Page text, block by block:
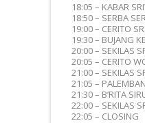
18:05 – KABAR
18:50 – SERBA
19:00 – CERITO
19:30 – BUJANG
20:00 – SEKILAS
20:05 – CERITO
21:00 – SEKILAS
21:05 –
21:30 – B’RITA
22:00 – SEKILAS
22:05 – CLOSING